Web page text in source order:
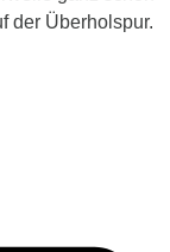
der Überholspur.